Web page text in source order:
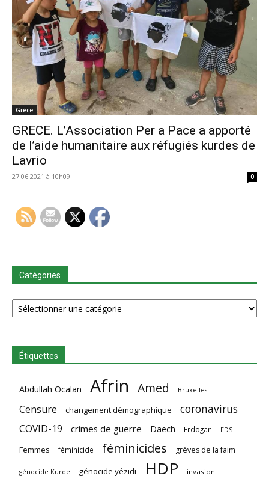
Grèce
GRECE. L’Association Per a Pace a apporté
de l’aide humanitaire aux réfugiés kurdes de
Lavrio
27.06.2021 à 10h09 0
Catégories
Catégories
Étiquettes
Abdullah Ocalan Afrin Amed Bruxelles
Censure changement démographique coronavirus
COVID-19 crimes de guerre Daech Erdogan FDS
Femmes féminicide féminicides grèves de la faim
génocide Kurde génocide yézidi HDP invasion